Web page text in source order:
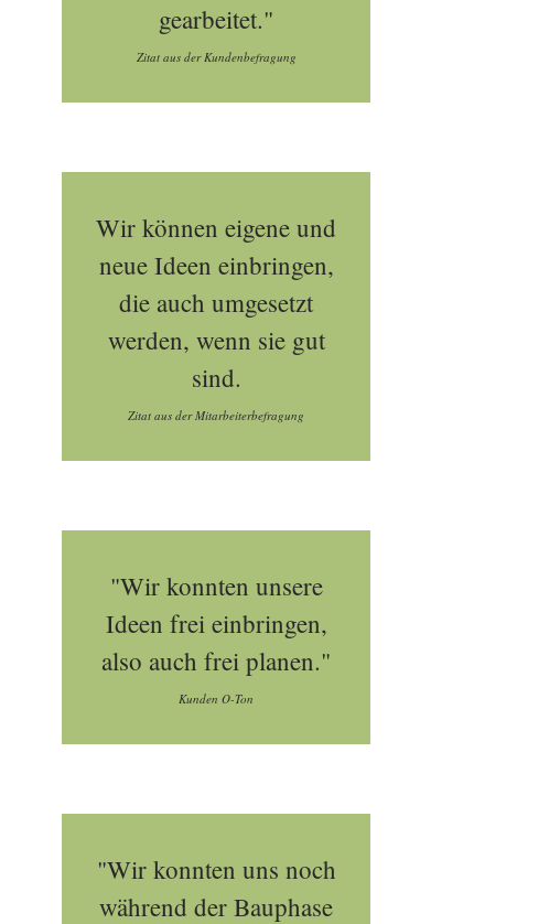
gearbeitet."
Zitat aus der Kundenbefragung
Wir können eigene und
neue Ideen einbringen,
die auch umgesetzt
werden, wenn sie gut
sind.
Zitat aus der Mitarbeiterbefragung
"Wir konnten unsere
Ideen frei einbringen,
also auch frei planen."
Kunden O-Ton
"Wir konnten uns noch
während der Bauphase